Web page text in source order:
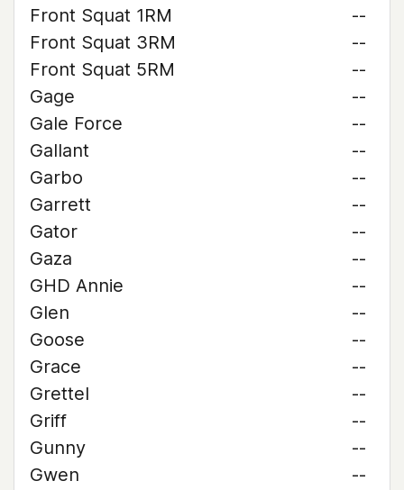
Front Squat 1RM
--
Front Squat 3RM
--
Front Squat 5RM
--
Gage
--
Gale Force
--
Gallant
--
Garbo
--
Garrett
--
Gator
--
Gaza
--
GHD Annie
--
Glen
--
Goose
--
Grace
--
Grettel
--
Griff
--
Gunny
--
Gwen
--